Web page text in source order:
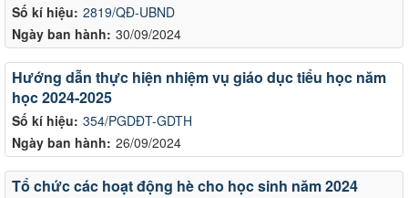
Số kí hiệu: 2819/QĐ-UBND
Ngày ban hành: 30/09/2024
Số kí hiệu: 354/PGDĐT-GDTH
Ngày ban hành: 26/09/2024
Hướng dẫn thực hiện nhiệm vụ giáo dục tiểu học năm
học 2024-2025
Tổ chức các hoạt động hè cho học sinh năm 2024